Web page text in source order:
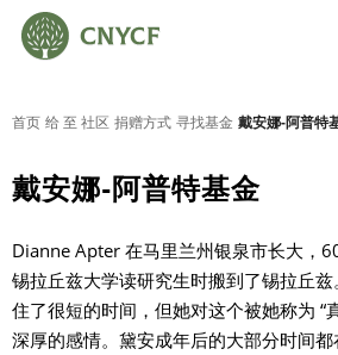
首页 给 至 社区 捐赠方式 寻找基金 戴安娜-阿普特
戴安娜-阿普特基金
Dianne Apter 在马里兰州银泉市长大，
锡拉丘兹大学读研究生时搬到了锡拉丘
住了很短的时间，但她对这个被她称为 “
深厚的感情。黛安成年后的大部分时间都